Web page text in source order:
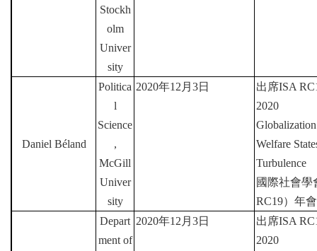
Stockh
olm
Univer
sity
Daniel Béland
Politica
l
Science
,
McGill
Univer
sity
2020年12 月 3日 出席ISA
2020
Welfare
Turbulence
國際社會學
RC19）年會
Depart
ment of
2020年12 月 3日 出席ISA
2020